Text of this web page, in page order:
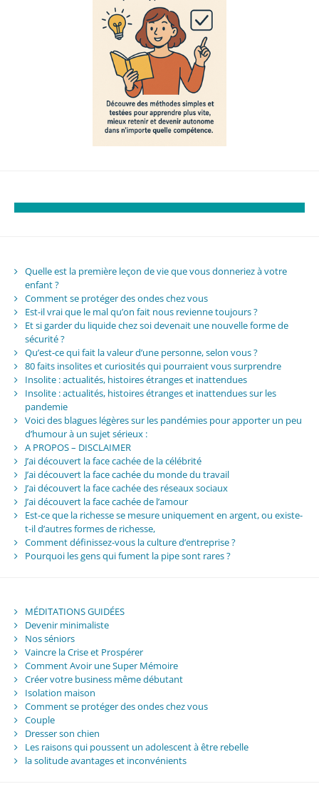
Quelle est la première leçon de vie que vous donneriez à votre
enfant ?
Comment se protéger des ondes chez vous
Est-il vrai que le mal qu’on fait nous revienne toujours ?
Et si garder du liquide chez soi devenait une nouvelle forme de
sécurité ?
Qu’est-ce qui fait la valeur d’une personne, selon vous ?
80 faits insolites et curiosités qui pourraient vous surprendre
Insolite : actualités, histoires étranges et inattendues
Insolite : actualités, histoires étranges et inattendues sur les
pandemie
Voici des blagues légères sur les pandémies pour apporter un peu
d’humour à un sujet sérieux :
A PROPOS – DISCLAIMER
J’ai découvert la face cachée de la célébrité
J’ai découvert la face cachée du monde du travail
J’ai découvert la face cachée des réseaux sociaux
J’ai découvert la face cachée de l’amour
Est-ce que la richesse se mesure uniquement en argent, ou existe-
t-il d’autres formes de richesse,
Comment définissez-vous la culture d’entreprise ?
Pourquoi les gens qui fument la pipe sont rares ?
MÉDITATIONS GUIDÉES
Devenir minimaliste
Nos séniors
Vaincre la Crise et Prospérer
Comment Avoir une Super Mémoire
Créer votre business même débutant
Isolation maison
Comment se protéger des ondes chez vous
Couple
Dresser son chien
Les raisons qui poussent un adolescent à être rebelle
la solitude avantages et inconvénients